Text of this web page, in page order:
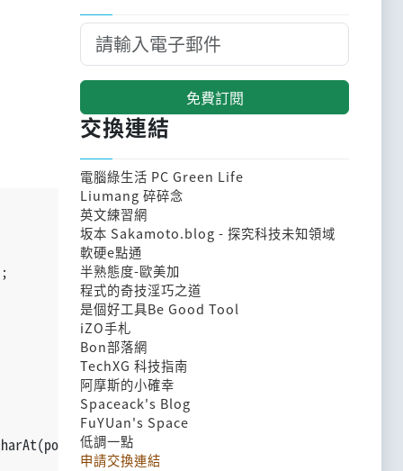
免費訂閱
交換連結
電腦綠生活 PC Green Life
Liumang 碎碎念
英文練習網
坂本 Sakamoto.blog - 探究科技未知領域
軟硬e點通
半熟態度-歐美加
程式的奇技淫巧之道
是個好工具Be Good Tool
iZO手札
Bon部落網
TechXG 科技指南
阿摩斯的小確幸
Spaceack's Blog
FuYUan's Space
低調一點
申請交換連結